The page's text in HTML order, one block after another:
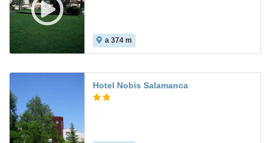
a 374 m
Hotel Nobis Salamanca